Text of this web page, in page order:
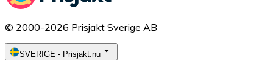
© 2000-2026 Prisjakt Sverige AB
SVERIGE - Prisjakt.nu